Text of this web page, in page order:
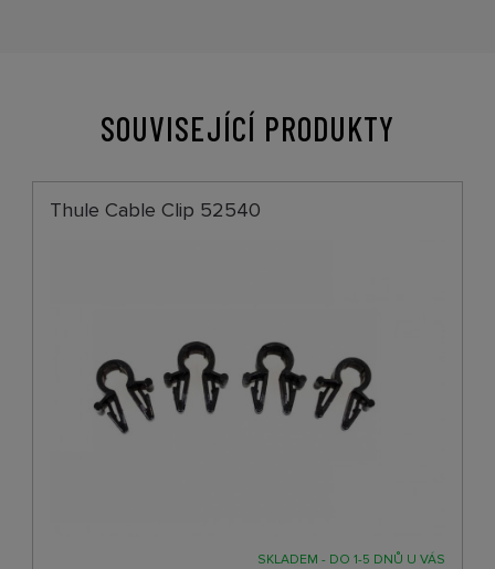
SOUVISEJÍCÍ PRODUKTY
Thule Cable Clip 52540
SKLADEM - DO 1-5 DNŮ U VÁS